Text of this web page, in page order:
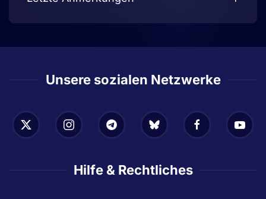
Unsere sozialen Netzwerke
Hilfe & Rechtliches